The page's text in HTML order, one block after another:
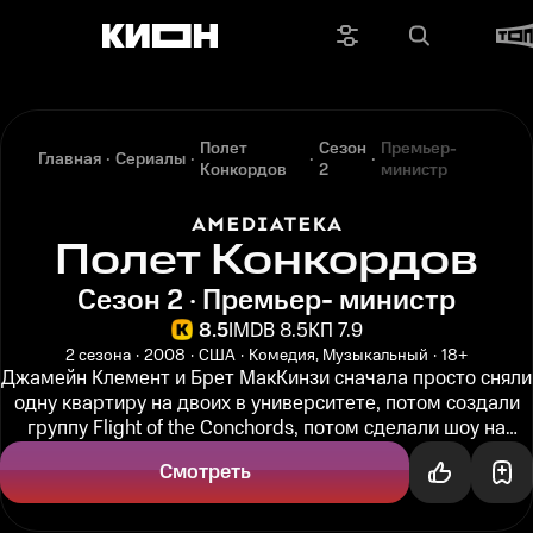
Главная Сериалы
Полет
Конкордов
Сезон
2
Премьер-
министр
Полет Конкордов
Сезон 2 · Премьер- министр
8.5IMDB 8.5КП 7.9
2 сезона 2008 США Комедия, Музыкальный 18+
Джамейн Клемент и Брет МакКинзи сначала просто сняли
одну квартиру на двоих в университете, потом создали
группу Flight of the Conchords, потом сделали шоу на
Смотреть